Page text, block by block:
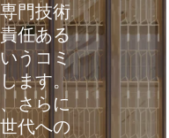
門技術
任ある
うコミ
ます。
さらに
代への